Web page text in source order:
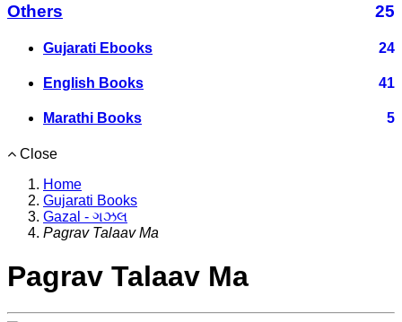
Others 25
Gujarati Ebooks 24
English Books 41
Marathi Books 5
Close
Home
Gujarati Books
Gazal - ગઝલ
Pagrav Talaav Ma
Pagrav Talaav Ma